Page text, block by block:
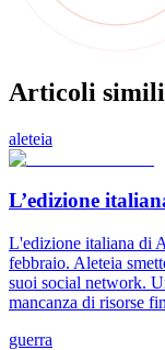
Articoli simili
aleteia
L’edizione
L'edizione italiana di
febbraio. Aleteia
suoi social network.
mancanza di risorse
guerra